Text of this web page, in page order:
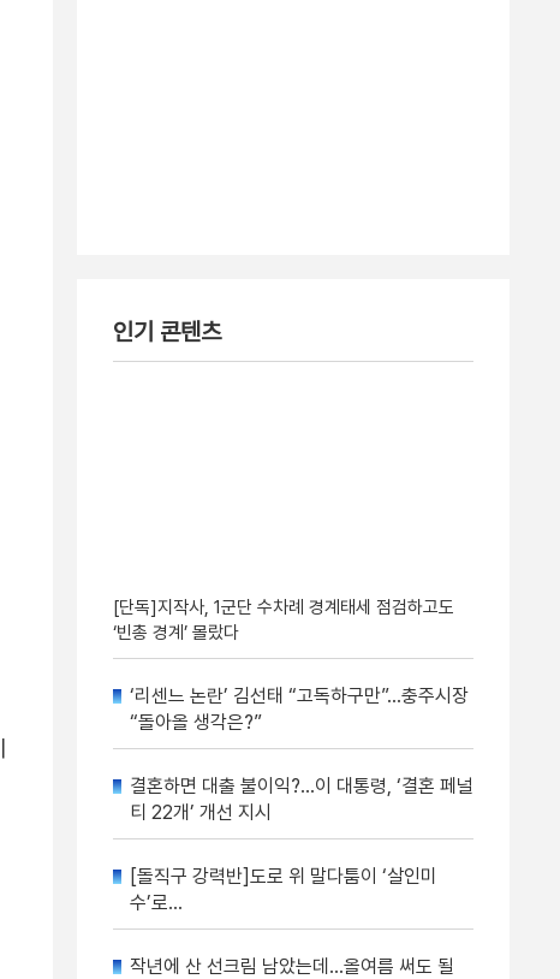
인기 콘텐츠
[단독]지작사, 1군단 수차례 경계태세 점검하고도
‘빈총 경계’ 몰랐다
‘리센느 논란’ 김선태 “고독하구만”…충주시장
“돌아올 생각은?”
결혼하면 대출 불이익?…이 대통령, ‘결혼 페널
티 22개’ 개선 지시
[돌직구 강력반]도로 위 말다툼이 ‘살인미
수’로…
작년에 산 선크림 남았는데…올여름 써도 될